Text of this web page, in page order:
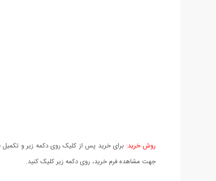
روش خرید: برای خرید پس از کلیک روی دکمه زیر و تکمیل
جهت مشاهده فرم خرید، روی دکمه زیر کلیک کنید.